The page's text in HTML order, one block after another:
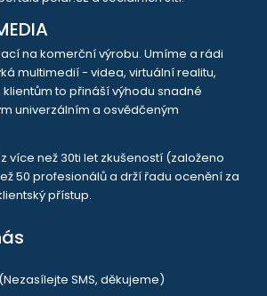
na komerční výrobu. Umíme a rádi
multimedií - videa, virtuální realitu,
to přináší výhodu snadné
univerzálním a osvědčeným
více než 30ti let zkušeností (založeno
50 profesionálů a drží řadu ocenění za
přístup.
(Nezasílejte SMS, děkujeme)